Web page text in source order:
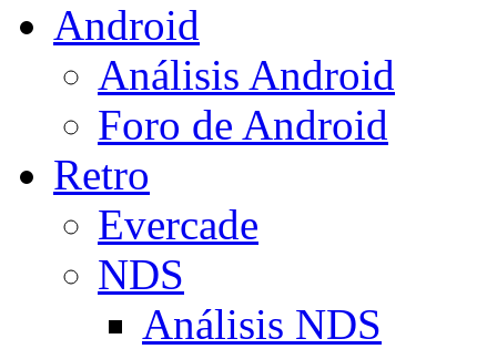
Android
Análisis Android
Foro de Android
Retro
Evercade
NDS
Análisis NDS